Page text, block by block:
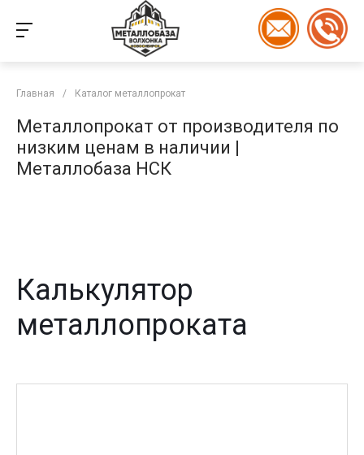
Главная / Каталог металлопрокат
Металлопрокат от производителя по
низким ценам в наличии |
Металлобаза НСК
Калькулятор
металлопроката